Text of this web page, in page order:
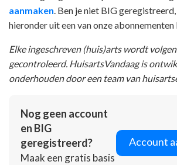
aanmaken . Ben je niet BIG
hieronder uit een van onze abonnementen
Elke ingeschreven (huis)arts wordt
gecontroleerd. HuisartsVandaag is
onderhouden door een team van
Nog geen account
en BIG
geregistreerd?
Maak een gratis basis
Account